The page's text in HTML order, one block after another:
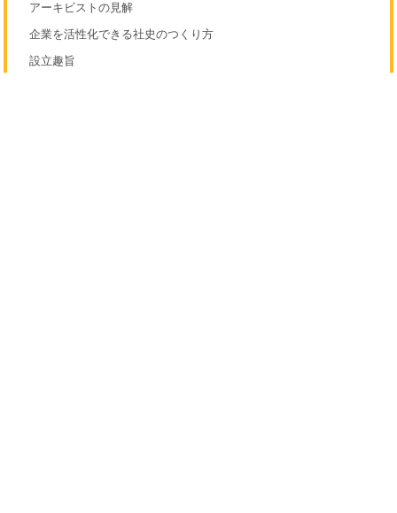
アーキビストの見解
企業を活性化できる社史のつくり方
設立趣旨